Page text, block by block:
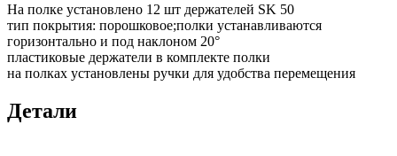
На полке установлено 12 шт держателей SK 50
тип покрытия: порошковое;полки устанавливаются
горизонтально и под наклоном 20°
пластиковые держатели в комплекте полки
на полках установлены ручки для удобства перемещения
Детали